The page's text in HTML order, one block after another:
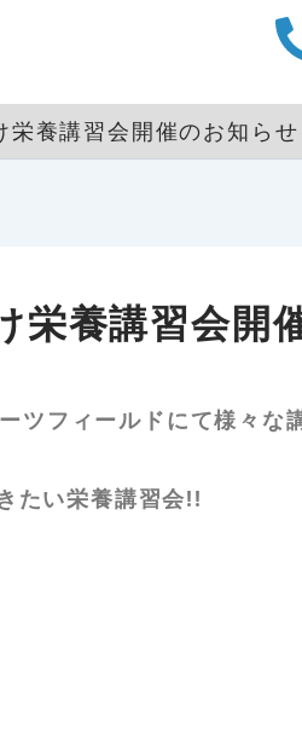
栄養講習会開催のお知らせ
栄養講習会開
ツフィールドにて様々な
たい栄養講習会!!